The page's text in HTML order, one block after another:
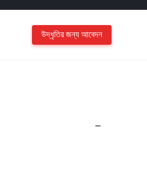
উদ্ধৃতির জন্য আবেদন